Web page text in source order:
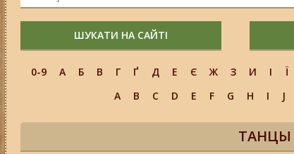
ШУКАТИ НА САЙТІ
0-9 А Б В Г Ґ Д Е Є Ж З И І Ї
A
B C D E F G H I J
ТАНЦЫ